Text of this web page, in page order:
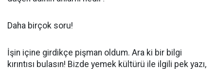
Daha birçok soru!
İşin içine girdikçe pişman oldum. Ara ki bir bilgi
kırıntısı bulasın! Bizde yemek kültürü ile ilgili pek yazı,